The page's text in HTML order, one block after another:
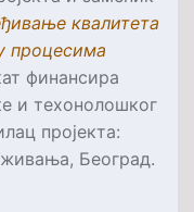
квалитета
процесима
финансира
и техонолошког
пројекта:
Београд.